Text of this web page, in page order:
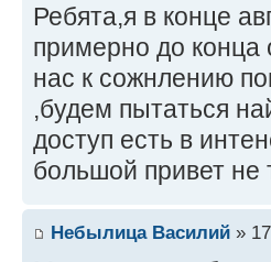
Ребята,я в конце
примерно до конца
нас к сожнлению
,будем пытаться
доступ есть в
большой привет не
Небылица Василий »